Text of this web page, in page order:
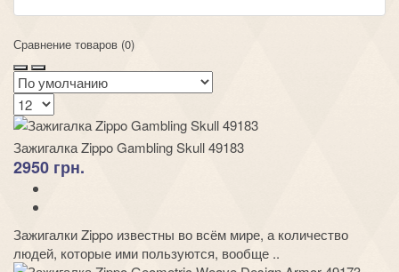
Сравнение товаров (0)
Зажигалка Zippo Gambling Skull 49183
2950 грн.
Зажигалки Zippo известны во всём мире, а количество
людей, которые ими пользуются, вообще ..